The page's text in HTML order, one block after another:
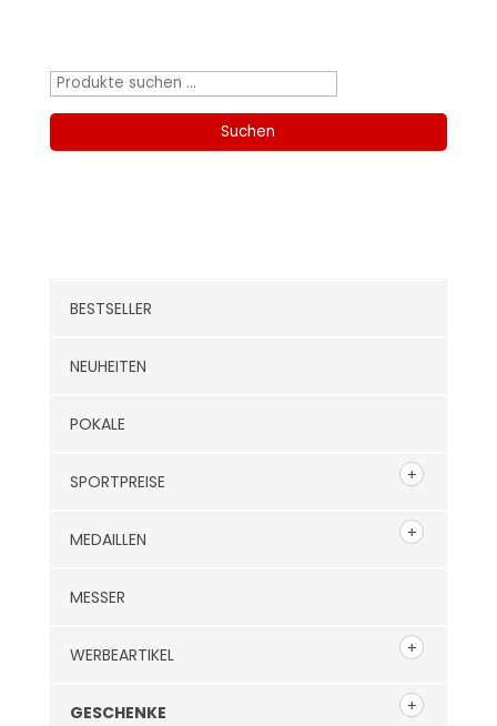
Suchen
Suchen
BESTSELLER
NEUHEITEN
POKALE
SPORTPREISE
MEDAILLEN
MESSER
WERBEARTIKEL
GESCHENKE